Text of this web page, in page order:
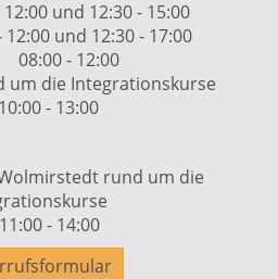
und 12:30 - 15:00
und 12:30 - 17:00
- 12:00
um die Integrationskurse
- 13:00
rund um die
- 14:00